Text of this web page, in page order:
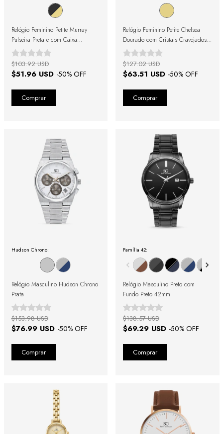
Relógio Feminino Petite Murray
Pulseira Preta e com Caixa
Dourada 19mm
$51.96 USD -50% OFF
$103.92 USD
Relógio Feminino Petite Chelsea
Dourado com Cristais Cravejados
19mm
$63.51 USD -50% OFF
$127.02 USD
Hudson Chrono:
Relógio Masculino Hudson Chrono
Prata
$76.99 USD -50% OFF
$153.98 USD
Família 42:
Relógio Masculino Preto com
Fundo Preto 42mm
$69.29 USD -50% OFF
$138.57 USD